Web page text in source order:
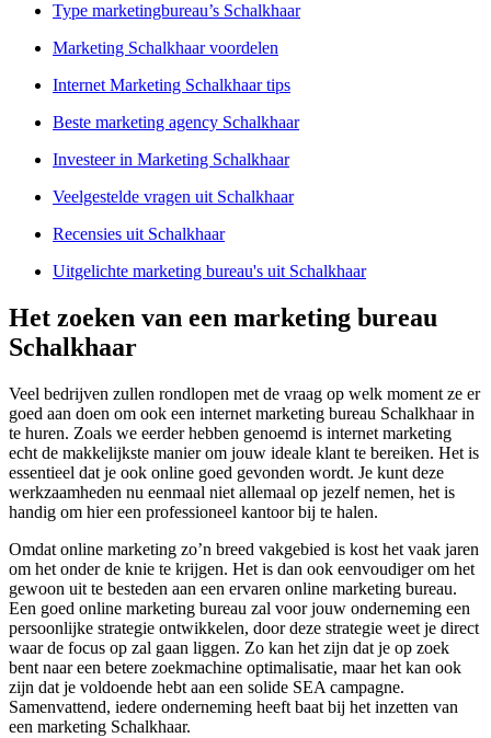
Type marketingbureau’s Schalkhaar
Marketing Schalkhaar voordelen
Internet Marketing Schalkhaar tips
Beste marketing agency Schalkhaar
Investeer in Marketing Schalkhaar
Veelgestelde vragen uit Schalkhaar
Recensies uit Schalkhaar
Uitgelichte marketing bureau's uit Schalkhaar
Het zoeken van een marketing bureau
Schalkhaar
Veel bedrijven zullen rondlopen met de vraag op welk moment ze er
goed aan doen om ook een internet marketing bureau Schalkhaar in
te huren. Zoals we eerder hebben genoemd is internet marketing
echt de makkelijkste manier om jouw ideale klant te bereiken. Het is
essentieel dat je ook online goed gevonden wordt. Je kunt deze
werkzaamheden nu eenmaal niet allemaal op jezelf nemen, het is
handig om hier een professioneel kantoor bij te halen.
Omdat online marketing zo’n breed vakgebied is kost het vaak jaren
om het onder de knie te krijgen. Het is dan ook eenvoudiger om het
gewoon uit te besteden aan een ervaren online marketing bureau.
Een goed online marketing bureau zal voor jouw onderneming een
persoonlijke strategie ontwikkelen, door deze strategie weet je direct
waar de focus op zal gaan liggen. Zo kan het zijn dat je op zoek
bent naar een betere zoekmachine optimalisatie, maar het kan ook
zijn dat je voldoende hebt aan een solide SEA campagne.
Samenvattend, iedere onderneming heeft baat bij het inzetten van
een marketing Schalkhaar.